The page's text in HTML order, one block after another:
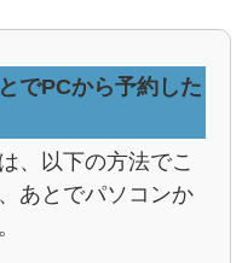
でPCから予約した
、以下の方法でこ
あとでパソコンか